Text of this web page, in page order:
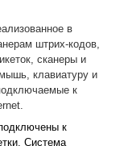
в
штрих-кодов,
сканеры и
клавиатуру и
к
к
Система